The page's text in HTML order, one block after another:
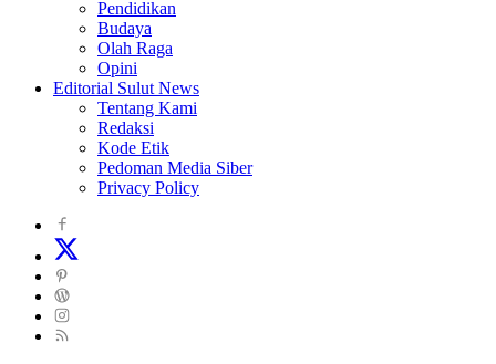
Pendidikan
Budaya
Olah Raga
Opini
Editorial Sulut News
Tentang Kami
Redaksi
Kode Etik
Pedoman Media Siber
Privacy Policy